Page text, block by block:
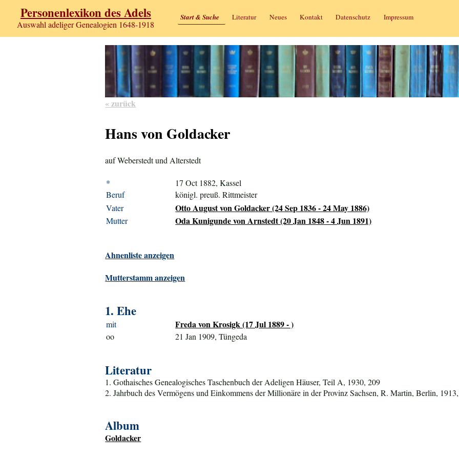
Personenlexikon des Adels
Auswahl adeliger Genealogien 1648-1918
Start & Suche Literatur Neues Kontakt Datenschutz Impressum
« zurück
Hans von Goldacker
auf Weberstedt und Alterstedt
*
17 Oct 1882, Kassel
Beruf
königl. preuß. Rittmeister
Vater
Otto August von Goldacker (24 Sep 1836 - 24 May 1886)
Mutter Oda Kunigunde von Arnstedt (20 Jan 1848 - 4 Jun 1891)
Ahnenliste anzeigen
Mutterstamm anzeigen
1. Ehe
mit Freda von Krosigk (17 Jul 1889 - )
oo 21 Jan 1909, Tüngeda
Literatur
1. Gothaisches Genealogisches Taschenbuch der Adeligen Häuser, Teil A, 1930, 209
2. Jahrbuch des Vermögens und Einkommens der Millionäre in der Provinz Sachsen, R. Martin, Berlin,
Album
Goldacker